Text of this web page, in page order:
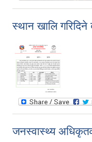
स्थान खालि
जनस्वास्थ्य